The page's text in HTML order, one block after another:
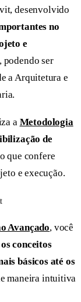
desenvolvido
no
e
podendo ser
a Arquitetura e
a Metodologia
de
que confere
e execução.
Avançado, você
conceitos
básicos até os
maneira intuitiva